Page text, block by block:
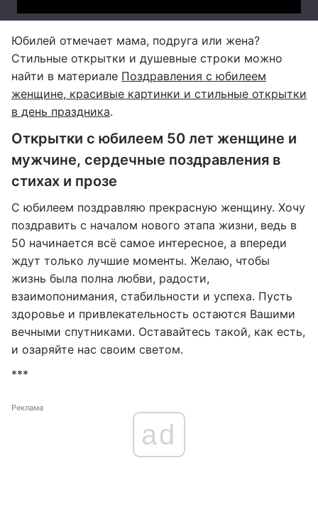
Юбилей отмечает мама, подруга или жена?
Стильные открытки и душевные строки можно
найти в материале Поздравления с юбилеем
женщине, красивые картинки и стильные открытки
в день праздника.
Открытки с юбилеем 50 лет женщине и
мужчине, сердечные поздравления в
стихах и прозе
С юбилеем поздравляю прекрасную женщину. Хочу
поздравить с началом нового этапа жизни, ведь в
50 начинается всё самое интересное, а впереди
ждут только лучшие моменты. Желаю, чтобы
жизнь была полна любви, радости,
взаимопонимания, стабильности и успеха. Пусть
здоровье и привлекательность остаются Вашими
вечными спутниками. Оставайтесь такой, как есть,
и озаряйте нас своим светом.
***
Реклама
ad